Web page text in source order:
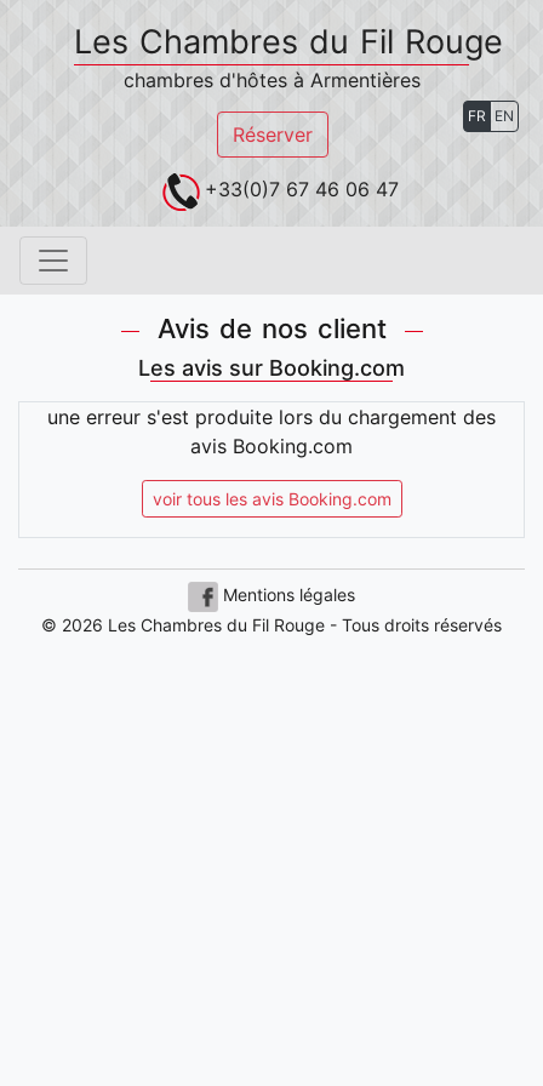
Les Chambres du Fil Rouge
chambres d'hôtes à Armentières
Réserver
+33(0)7 67 46 06 47
FR EN
Avis de nos client
Les avis sur Booking.com
une erreur s'est produite lors du chargement des
avis Booking.com
voir tous les avis Booking.com
© 2026 Les Chambres du Fil Rouge - Tous droits réservés
Mentions légales